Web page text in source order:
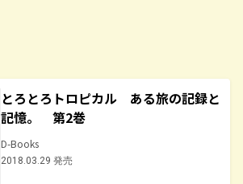
とろとろトロピカル ある旅の記録と
記憶。 第2巻
D-Books
2018.03.29 発売